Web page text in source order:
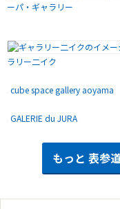
ーパ・ギャラリー
ラリー二イク
cube space gallery aoyama
GALERIE du JURA
もっと 表参